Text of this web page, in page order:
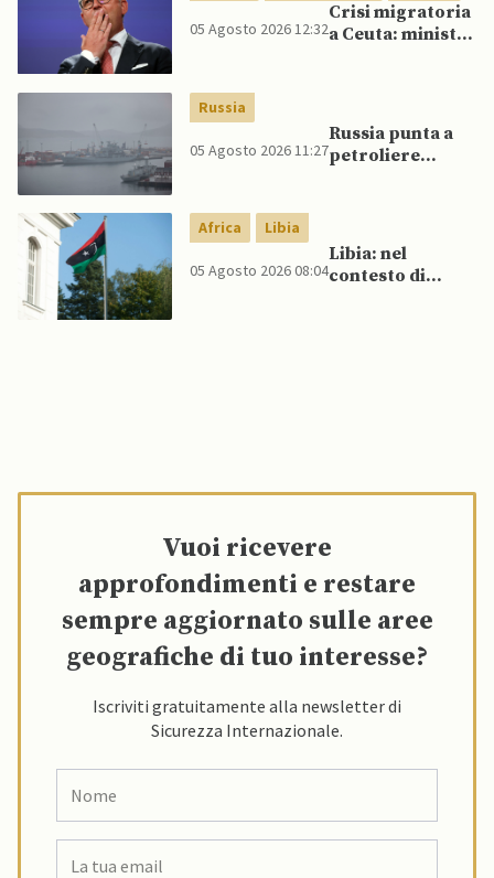
05 Agosto 2026 12:32
Crisi migratoria
a Ceuta: ministri
schierano a
sostegno della
Spagna
Russia
05 Agosto 2026 11:27
Russia punta a
petroliere
“flotta ombra”
per aggirare
sanzioni
Africa Libia
05 Agosto 2026 08:04
Libia: nel
contesto di
Vuoi ricevere
approfondimenti e restare
sempre aggiornato sulle aree
geografiche di tuo interesse?
Iscriviti gratuitamente alla newsletter di
Sicurezza Internazionale.